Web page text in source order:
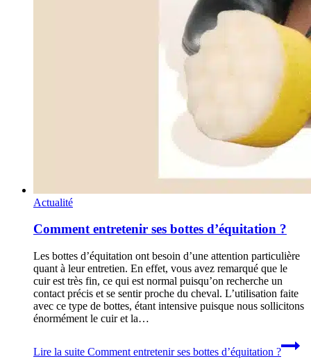
Actualité
Comment entretenir ses bottes d’équitation ?
Les bottes d’équitation ont besoin d’une attention particulière
quant à leur entretien. En effet, vous avez remarqué que le
cuir est très fin, ce qui est normal puisqu’on recherche un
contact précis et se sentir proche du cheval. L’utilisation faite
avec ce type de bottes, étant intensive puisque nous sollicitons
énormément le cuir et la…
Lire la suite Comment entretenir ses bottes d’équitation ?